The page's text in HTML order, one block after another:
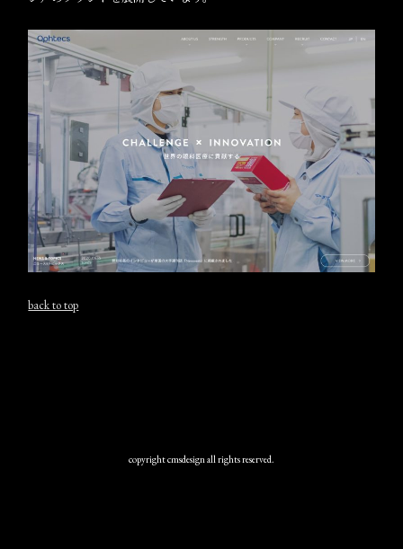
back to top
copyright cmsdesign all rights reserved.